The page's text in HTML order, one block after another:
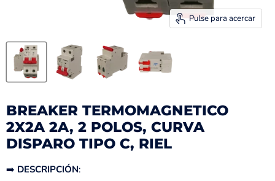
Pulse para acercar
BREAKER TERMOMAGNETICO
2X2A 2A, 2 POLOS, CURVA
DISPARO TIPO C, RIEL
➡️ DESCRIPCIÓN: